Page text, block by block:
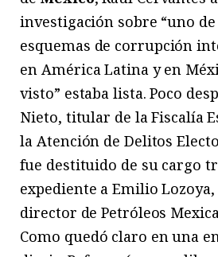
investigación sobre “uno
esquemas de corrupción
en América Latina y en
visto” estaba lista. Poco
Nieto, titular de la Fiscalía
la Atención de Delitos
fue destituido de su cargo
expediente a Emilio
director de Petróleos
Como quedó claro en una